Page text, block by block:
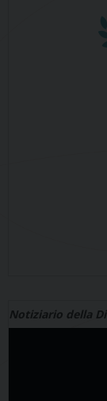
Notiziario della